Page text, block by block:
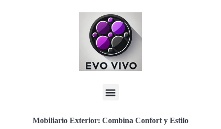
Mobiliario Exterior: Combina Confort y Estilo